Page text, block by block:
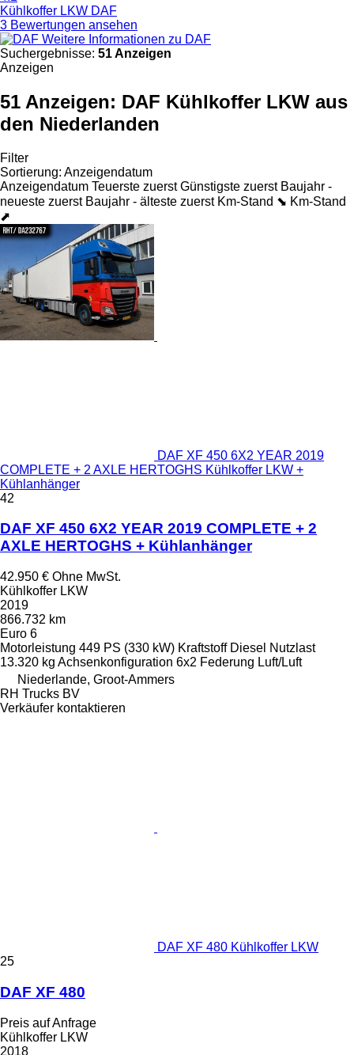
Kühlkoffer LKW DAF
3 Bewertungen ansehen
Weitere Informationen zu DAF
Suchergebnisse: 51 Anzeigen
Anzeigen
51 Anzeigen: DAF Kühlkoffer LKW aus
den Niederlanden
Filter
Sortierung: Anzeigendatum
Anzeigendatum Teuerste zuerst Günstigste zuerst Baujahr -
neueste zuerst Baujahr - älteste zuerst Km-Stand ⬊ Km-Stand
⬈
DAF XF 450 6X2 YEAR 2019
COMPLETE + 2 AXLE HERTOGHS Kühlkoffer LKW +
Kühlanhänger
42
DAF XF 450 6X2 YEAR 2019 COMPLETE + 2
AXLE HERTOGHS + Kühlanhänger
42.950 € Ohne MwSt.
Kühlkoffer LKW
2019
866.732 km
Euro 6
Motorleistung 449 PS (330 kW) Kraftstoff Diesel Nutzlast
13.320 kg Achsenkonfiguration 6x2 Federung Luft/Luft
Niederlande, Groot-Ammers
RH Trucks BV
Verkäufer kontaktieren
DAF XF 480 Kühlkoffer LKW
25
DAF XF 480
Preis auf Anfrage
Kühlkoffer LKW
2018